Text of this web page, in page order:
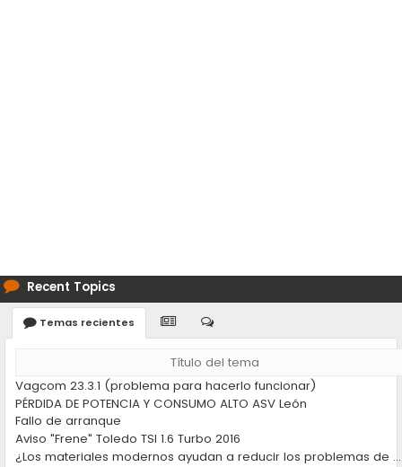
Recent Topics
Temas recientes
Título del tema
Vagcom 23.3.1 (problema para hacerlo funcionar)
PÉRDIDA DE POTENCIA Y CONSUMO ALTO ASV León
Fallo de arranque
Aviso "Frene" Toledo TSI 1.6 Turbo 2016
¿Los materiales modernos ayudan a reducir los problemas de desgaste en los coches?